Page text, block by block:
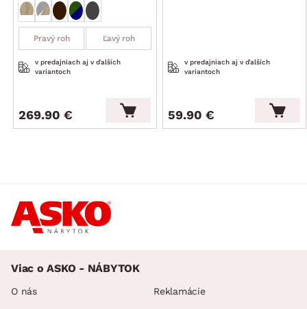
Pravý roh Ľavý roh
v predajniach aj v ďalších
variantoch
269.90 €
v predajniach aj v ďalších
variantoch
59.90 €
Viac o ASKO - NÁBYTOK
O nás Reklamácie